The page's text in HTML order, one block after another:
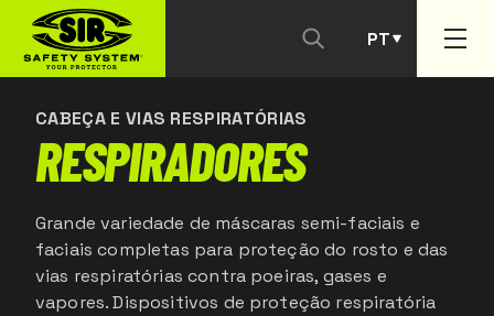
PT
ES
CABEÇA E VIAS RESPIRATÓRIAS
RESPIRADORES
Grande variedade de máscaras semi-faciais e
faciais completas para proteção do rosto e das
vias respiratórias contra poeiras, gases e
vapores. Dispositivos de proteção respiratória
CONTACTAR-NOS